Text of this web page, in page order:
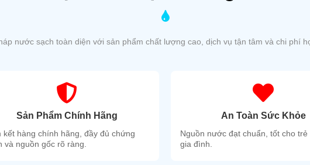
nước sạch toàn diện với sản phẩm chất lượng cao, dịch vụ tận tâm và chi phí
Sản Phẩm Chính Hãng
kết hàng chính hãng, đầy đủ chứng
và nguồn gốc rõ ràng.
An Toàn Sức Khỏe
Nguồn nước đạt chuẩn, tốt cho trẻ
gia đình.